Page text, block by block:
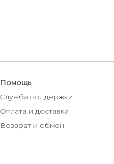
Помощь
Служба поддержки
Оплата и доставка
Возврат и обмен